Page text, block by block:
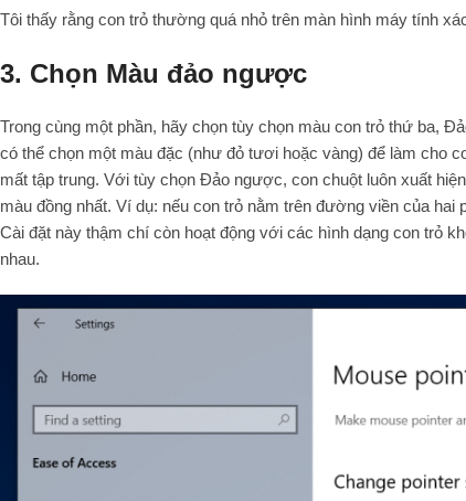
Tôi thấy rằng con trỏ thường quá nhỏ trên màn hình máy tính
3. Chọn Màu đảo ngược
Trong cùng một phần, hãy chọn tùy chọn màu con trỏ thứ ba,
có thể chọn một màu đặc (như đỏ tươi hoặc vàng) để làm cho
mất tập trung. Với tùy chọn Đảo ngược, con chuột luôn xuất
màu đồng nhất. Ví dụ: nếu con trỏ nằm trên đường viền của
Cài đặt này thậm chí còn hoạt động với các hình dạng con trỏ
nhau.